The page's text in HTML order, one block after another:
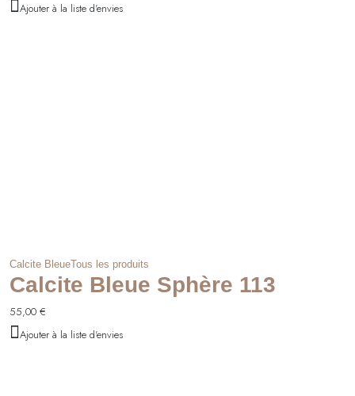
Ajouter à la liste d'envies
Calcite BleueTous les produits
Calcite Bleue Sphère 113
55,00 €
Ajouter à la liste d'envies